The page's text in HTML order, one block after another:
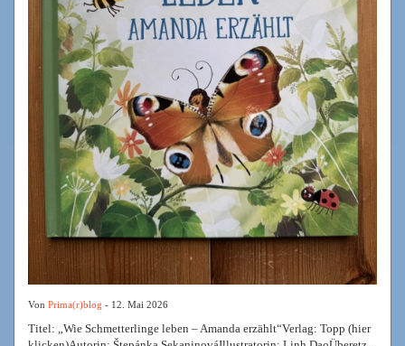
Von Prima(r)blog - 12. Mai 2026
Titel: „Wie Schmetterlinge leben – Amanda erzählt“Verlag: Topp (hier